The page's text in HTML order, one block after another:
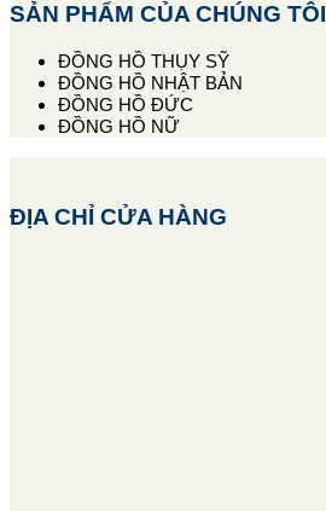
SẢN PHẨM CỦA CHÚNG TÔI
ĐỒNG HỒ THỤY SỸ
ĐỒNG HỒ NHẬT BẢN
ĐỒNG HỒ ĐỨC
ĐỒNG HỒ NỮ
ĐỊA CHỈ CỬA HÀNG